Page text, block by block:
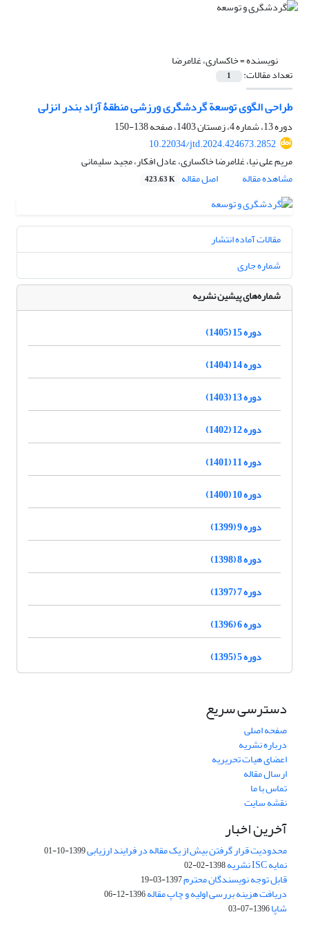
نویسنده =خاکساری، غلامرضا
تعداد مقالات: 1
طراحی الگوی توسعة گردشگری ورزشی منطقۀ آزاد بندر انزلی
دوره 13، شماره 4، زمستان 1403، صفحه
138-150
10.22034/jtd.2024.424673.2852
مریم علی نیا، غلامرضا خاکساری، عادل افکار، مجید سلیمانی
مشاهده مقاله
اصل مقاله 423.63 K
مقالات آماده انتشار
شماره جاری
شماره‌های پیشین نشریه
دوره 15 (1405)
دوره 14 (1404)
دوره 13 (1403)
دوره 12 (1402)
دوره 11 (1401)
دوره 10 (1400)
دوره 9 (1399)
دوره 8 (1398)
دوره 7 (1397)
دوره 6 (1396)
دوره 5 (1395)
دسترسی سریع
صفحه اصلی
درباره نشریه
اعضای هیات تحریریه
ارسال مقاله
تماس با ما
نقشه سایت
آخرین اخبار
محدودیت قرار گرفتن بیش از یک مقاله در فرایند ارزیابی1399-10-01
نمایه ISC نشریه 1398-02-02
قابل توجه نویسندگان محترم1397-03-19
دریافت هزینه بررسی اولیه و چاپ مقاله1396-12-06
شاپا1396-07-03